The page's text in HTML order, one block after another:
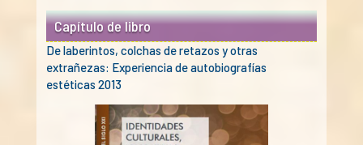
Capítulo de libro
De laberintos, colchas de retazos y otras
extrañezas: Experiencia de autobiografías
estéticas 2013